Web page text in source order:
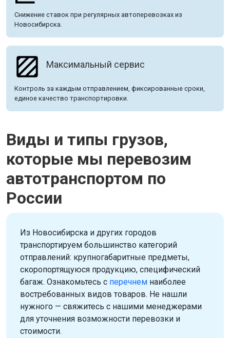
Снижение ставок при регулярных автоперевозках из
Новосибирска.
Максимальный сервис
Контроль за каждым отправлением, фиксированные сроки,
единое качество транспортировки.
Виды и типы грузов,
которые мы перевозим
автотранспортом по
России
Из Новосибирска и других городов
транспортируем большинство категорий
отправлений: крупногабаритные предметы,
скоропортящуюся продукцию, специфический
багаж. Ознакомьтесь с перечнем наиболее
востребованных видов товаров. Не нашли
нужного — свяжитесь с нашими менеджерами
для уточнения возможности перевозки и
стоимости.